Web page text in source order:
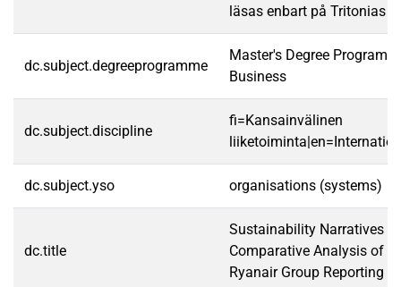
läsas enbart på Tritonias
dc.subject.degreeprogramme
Master's Degree
Business
dc.subject.discipline
fi=Kansainvälinen
dc.subject.yso organisations (systems)
dc.title
Sustainability Narratives
Comparative Analysis of
Ryanair Group Reporting